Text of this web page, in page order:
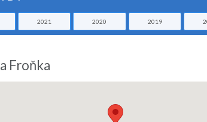
2021 2020 2019
Froňka